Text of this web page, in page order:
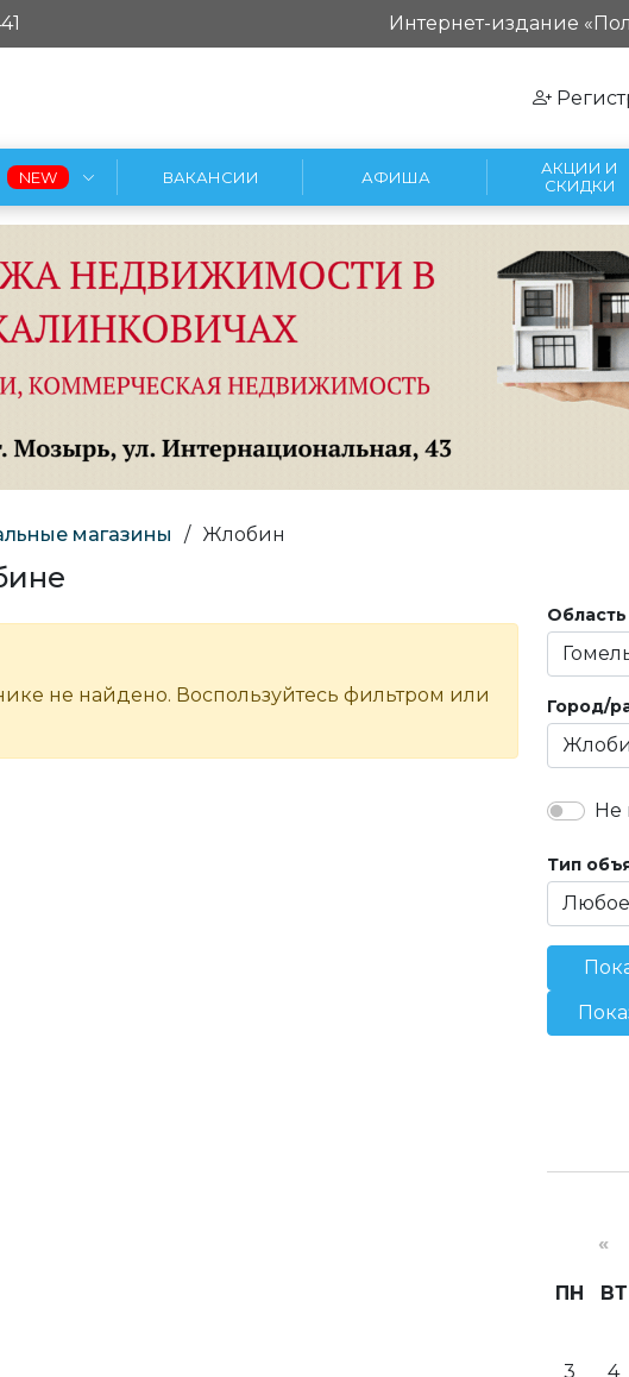
Интернет-издание
ВАКАНСИИ АФИША
АКЦИИ И
СКИДКИ
магазины / Жлобин
не найдено. Воспользуйтесь фильтром или
Область
Город/
Не
Тип
«
ПН ВТ
3
4